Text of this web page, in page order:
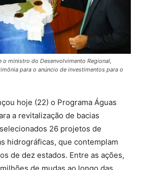
o ministro do Desenvolvimento Regional,
para o anúncio de investimentos para o
hoje (22) o Programa Águas
a revitalização de bacias
26 projetos de
hidrográficas, que contemplam
de dez estados. Entre as ações,